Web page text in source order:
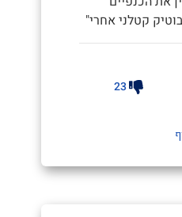
קטלני אחרי"
23